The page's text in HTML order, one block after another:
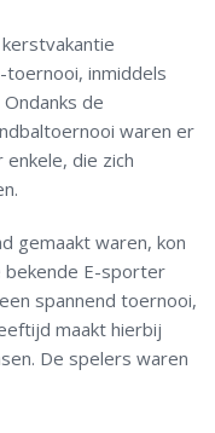
toernooi, inmiddels
de
waren er
die zich
gemaakt waren, kon
bekende E-sporter
spannend toernooi,
maakt hierbij
De spelers waren